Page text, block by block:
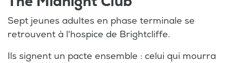
Sept jeunes adultes en phase terminale se
retrouvent à l'hospice de Brightcliffe.
Ils signent un pacte ensemble : celui qui mourra